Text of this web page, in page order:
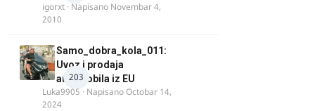
igorxt · Napisano Novembar 4,
2010
203
Samo_dobra_kola_011:
Uvoz i prodaja
automobila iz EU
Luka9905 · NapisanoOctobar 14,
2024